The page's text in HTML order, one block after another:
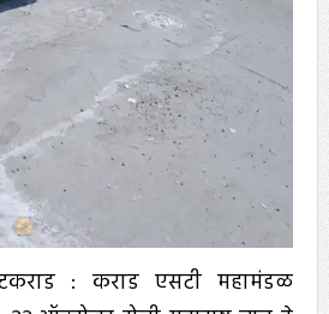
: कराड एसटी महामंडळ